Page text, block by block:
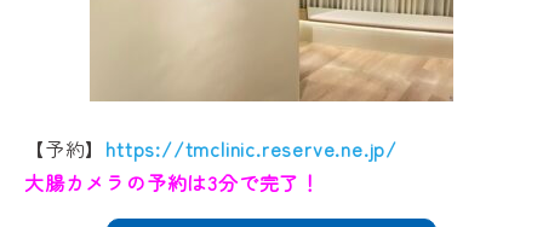
【予約】 https://tmclinic.reserve.ne.jp/
大腸カメラの予約は3分で完了！